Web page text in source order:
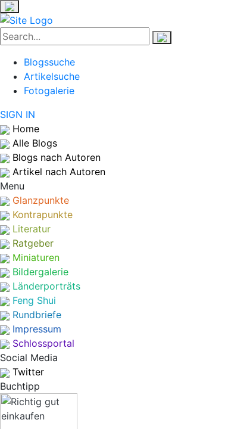
Blogssuche
Artikelsuche
Fotogalerie
SIGN IN
Home
Alle Blogs
Blogs nach Autoren
Artikel nach Autoren
Menu
Glanzpunkte
Kontrapunkte
Literatur
Ratgeber
Miniaturen
Bildergalerie
Länderporträts
Feng Shui
Rundbriefe
Impressum
Schlossportal
Social Media
Twitter
Buchtipp